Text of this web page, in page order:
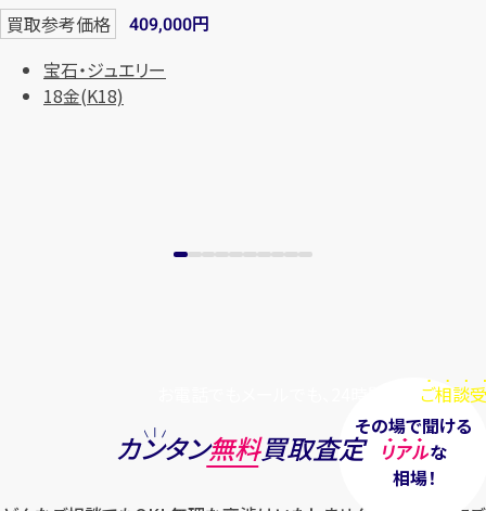
買取参考価格 409,000円
宝石・ジュエリー
18金(K18)
ご相談
その場で聞ける
リアルな
相場！
カンタン無料買取査定